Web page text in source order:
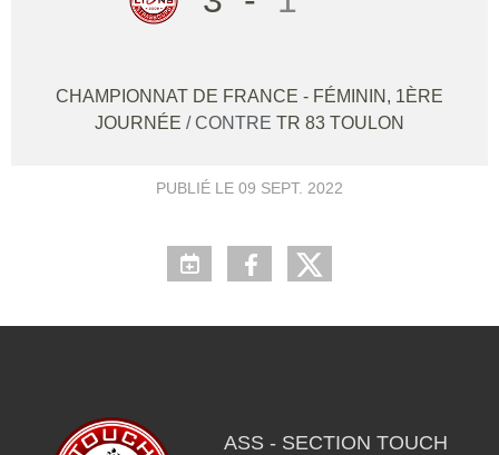
CHAMPIONNAT DE FRANCE - FÉMININ, 1ÈRE
JOURNÉE / CONTRE TR 83 TOULON
PUBLIÉ LE 09 SEPT. 2022
ASS - SECTION TOUCH